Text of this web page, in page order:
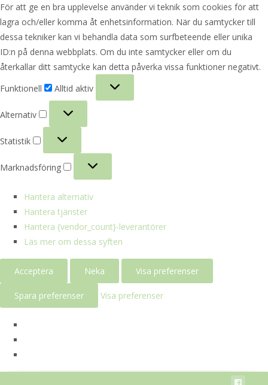
För att ge en bra upplevelse använder vi teknik som cookies för att
lagra och/eller komma åt enhetsinformation. När du samtycker till
dessa tekniker kan vi behandla data som surfbeteende eller unika
ID:n på denna webbplats. Om du inte samtycker eller om du
återkallar ditt samtycke kan detta påverka vissa funktioner negativt.
Funktionell
Alltid aktiv
Alternativ
Statistik
Marknadsföring
Hantera alternativ
Hantera tjänster
Hantera {vendor_count}-leverantörer
Läs mer om dessa syften
Acceptera Neka Visa preferenser
Spara preferenser Visa preferenser